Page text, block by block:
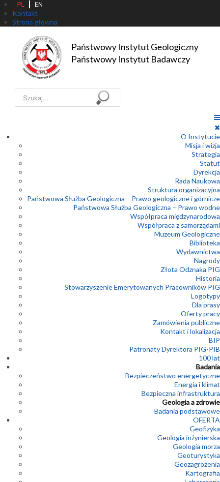
PL EN
Kontakt
Strona główna
Państwowy Instytut Geologiczny
Państwowy Instytut Badawczy
Szukaj...
O Instytucie
Misja i wizja
Strategia
Statut
Dyrekcja
Rada Naukowa
Struktura organizacyjna
Państwowa Służba Geologiczna – Prawo geologiczne i górnicze
Państwowa Służba Geologiczna – Prawo wodne
Współpraca międzynarodowa
Współpraca z samorządami
Muzeum Geologiczne
Biblioteka
Wydawnictwa
Nagrody
Złota Odznaka PIG
Historia
Stowarzyszenie Emerytowanych Pracowników PIG
Logotypy
Dla prasy
Oferty pracy
Zamówienia publiczne
Kontakt i lokalizacja
BIP
Patronaty Dyrektora PIG-PIB
100 lat
Badania
Bezpieczeństwo energetyczne
Energia i klimat
Bezpieczna infrastruktura
Geologia a zdrowie
Badania podstawowe
OFERTA
Geofizyka
Geologia inżynierska
Geologia morza
Geoturystyka
Geozagrożenia
Kartografia